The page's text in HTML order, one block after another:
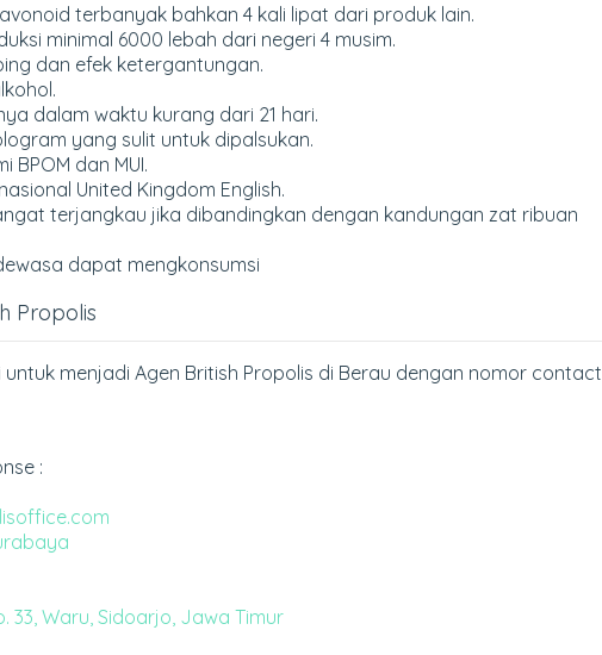
terbanyak bahkan 4 kali lipat dari produk lain.
minimal 6000 lebah dari negeri 4 musim.
dan efek ketergantungan.
dalam waktu kurang dari 21 hari.
yang sulit untuk dipalsukan.
BPOM dan MUI.
United Kingdom English.
terjangkau jika dibandingkan dengan kandungan zat ribuan
dapat mengkonsumsi
Propolis
menjadi Agen British Propolis di Berau dengan nomor contact
:
33, Waru, Sidoarjo, Jawa Timur